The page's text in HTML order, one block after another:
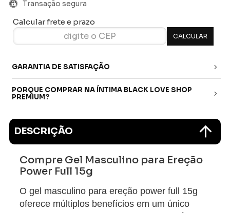
Transação segura
Calcular frete e prazo
GARANTIA DE SATISFAÇÃO
PORQUE COMPRAR NA ÍNTIMA BLACK LOVE SHOP
PREMIUM?
DESCRIÇÃO
Compre Gel Masculino para Ereção
Power Full 15g
O gel masculino para ereção power full 15g
oferece múltiplos benefícios em um único